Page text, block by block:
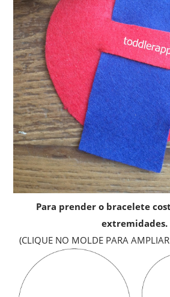
Para prender o bracelete
extremidades.
(CLIQUE NO MOLDE PARA